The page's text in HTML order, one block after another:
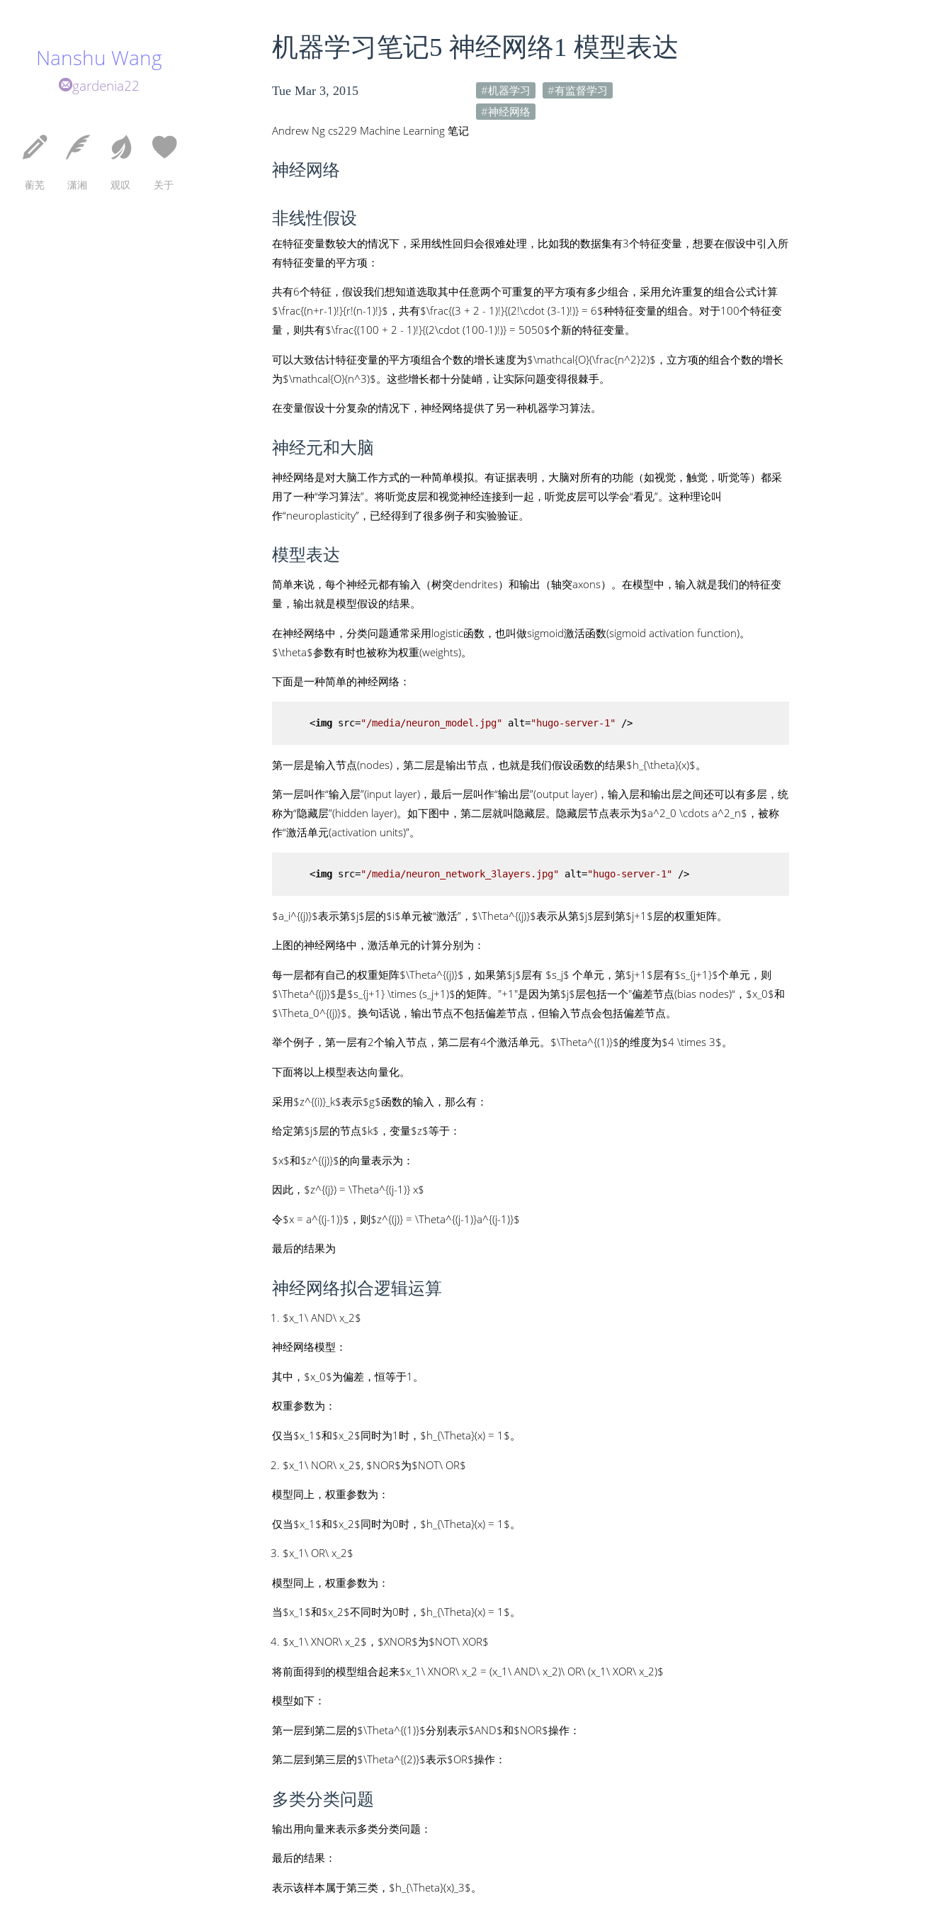
Nanshu Wang
gardenia22
蘅芜 潇湘 观叹 关于
机器学习笔记5 神经网络1 模型表达
Tue Mar 3, 2015 机器学习
有监督学习
神经网络
Andrew Ng cs229 Machine Learning 笔记
神经网络
非线性假设
在特征变量数较大的情况下，采用线性回归会很难处理，比如我的数据集有3个特征变量，想要在假设中引入所
有特征变量的平方项：
共有6个特征，假设我们想知道选取其中任意两个可重复的平方项有多少组合，采用允许重复的组合公式计算
$\frac{(n+r-1)!}{r!(n-1)!}$，共有$\frac{(3 + 2 - 1)!}{(2!\cdot (3-1)!)} = 6$种特征变量的组合。对于100个特征变
量，则共有$\frac{(100 + 2 - 1)!}{(2\cdot (100-1)!)} = 5050$个新的特征变量。
可以大致估计特征变量的平方项组合个数的增长速度为$\mathcal{O}(\frac{n^2}2)$，立方项的组合个数的增长
为$\mathcal{O}(n^3)$。这些增长都十分陡峭，让实际问题变得很棘手。
在变量假设十分复杂的情况下，神经网络提供了另一种机器学习算法。
神经元和大脑
神经网络是对大脑工作方式的一种简单模拟。有证据表明，大脑对所有的功能（如视觉，触觉，听觉等）都采
用了一种“学习算法”。将听觉皮层和视觉神经连接到一起，听觉皮层可以学会“看见”。这种理论叫
作“neuroplasticity”，已经得到了很多例子和实验验证。
模型表达
简单来说，每个神经元都有输入（树突dendrites）和输出（轴突axons）。在模型中，输入就是我们的特征变
量，输出就是模型假设的结果。
在神经网络中，分类问题通常采用logistic函数，也叫做sigmoid激活函数(sigmoid activation function)。
$\theta$参数有时也被称为权重(weights)。
下面是一种简单的神经网络：
<img src="/media/neuron_model.jpg" alt="hugo-server-1" />
第一层是输入节点(nodes)，第二层是输出节点，也就是我们假设函数的结果$h_{\theta}(x)$。
第一层叫作“输入层”(input layer)，最后一层叫作“输出层”(output layer)，输入层和输出层之间还可以有多层，统
称为“隐藏层”(hidden layer)。如下图中，第二层就叫隐藏层。隐藏层节点表示为$a^2_0 \cdots a^2_n$，被称
作“激活单元(activation units)”。
<img src="/media/neuron_network_3layers.jpg" alt="hugo-server-1" />
$a_i^{(j)}$表示第$j$层的$i$单元被“激活”，$\Theta^{(j)}$表示从第$j$层到第$j+1$层的权重矩阵。
上图的神经网络中，激活单元的计算分别为：
每一层都有自己的权重矩阵$\Theta^{(j)}$，如果第$j$层有 $s_j$ 个单元，第$j+1$层有$s_{j+1}$个单元，则
$\Theta^{(j)}$是$s_{j+1} \times (s_j+1)$的矩阵。"+1"是因为第$j$层包括一个"偏差节点(bias nodes)“，$x_0$和
$\Theta_0^{(j)}$。换句话说，输出节点不包括偏差节点，但输入节点会包括偏差节点。
举个例子，第一层有2个输入节点，第二层有4个激活单元。$\Theta^{(1)}$的维度为$4 \times 3$。
下面将以上模型表达向量化。
采用$z^{(i)}_k$表示$g$函数的输入，那么有：
给定第$j$层的节点$k$，变量$z$等于：
$x$和$z^{(j)}$的向量表示为：
因此，$z^{(j}) = \Theta^{(j-1)} x$
令$x = a^{(j-1)}$，则$z^{(j)} = \Theta^{(j-1)}a^{(j-1)}$
最后的结果为
神经网络拟合逻辑运算
$x_1\ AND\ x_2$
神经网络模型：
其中，$x_0$为偏差，恒等于1。
权重参数为：
仅当$x_1$和$x_2$同时为1时，$h_{\Theta}(x) = 1$。
$x_1\ NOR\ x_2$, $NOR$为$NOT\ OR$
模型同上，权重参数为：
仅当$x_1$和$x_2$同时为0时，$h_{\Theta}(x) = 1$。
$x_1\ OR\ x_2$
模型同上，权重参数为：
当$x_1$和$x_2$不同时为0时，$h_{\Theta}(x) = 1$。
$x_1\ XNOR\ x_2$，$XNOR$为$NOT\ XOR$
将前面得到的模型组合起来$x_1\ XNOR\ x_2 = (x_1\ AND\ x_2)\ OR\ (x_1\ XOR\ x_2)$
模型如下：
第一层到第二层的$\Theta^{(1)}$分别表示$AND$和$NOR$操作：
第二层到第三层的$\Theta^{(2)}$表示$OR$操作：
多类分类问题
输出用向量来表示多类分类问题：
最后的结果：
表示该样本属于第三类，$h_{\Theta}(x)_3$。